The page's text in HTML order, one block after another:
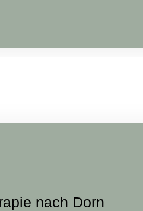
nach Dorn